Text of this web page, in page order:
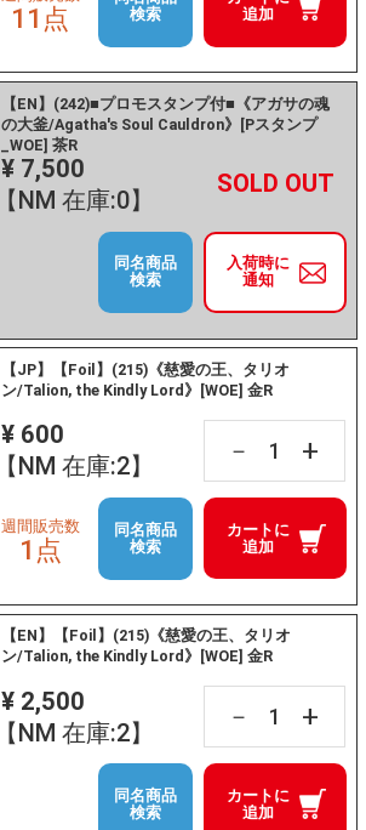
追加
11点
検索
【EN】(242)■プロモスタンプ付■《アガサの魂
の大釜/Agatha's Soul Cauldron》[Pスタンプ
_WOE] 茶R
¥ 7,500
【NM 在庫:0】
－ +
入荷時に
通知
同名商品
検索
【JP】【Foil】(215)《慈愛の王、タリオ
ン/Talion, the Kindly Lord》[WOE] 金R
¥ 600
【NM 在庫:2】
－ +
カートに
追加
週間販売数
1点
同名商品
検索
【EN】【Foil】(215)《慈愛の王、タリオ
ン/Talion, the Kindly Lord》[WOE] 金R
¥ 2,500
【NM 在庫:2】
－ +
カートに
追加
同名商品
検索